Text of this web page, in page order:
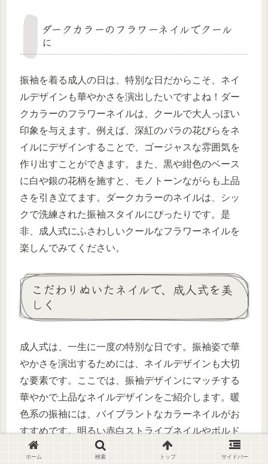
ダークカラーのフラワーネイルでクール
に
振袖を着る成人の日は、特別な日だからこそ、ネイ
ルデザインも華やかさを演出したいですよね！ダー
クカラーのフラワーネイルは、クールで大人っぽい
印象を与えます。例えば、深紅のバラの花びらをネ
イルにデザインすることで、ゴージャスな雰囲気を
作り出すことができます。また、黒や紺色のベース
に白や銀の花柄を施すと、モノトーンながらも上品
さを引き立てます。ダークカラーのネイルは、シッ
クで洗練された振袖スタイルにぴったりです。是
非、成人式にふさわしいクールなフラワーネイルを
楽しんでみてください。
こだわりぬいたネイルで、成人式を美
しく
成人式は、一生に一度の特別な日です。振袖姿で華
やかさを演出するためには、ネイルデザインも大切
な要素です。ここでは、振袖デザインにマッチする
華やかで上品なネイルデザインをご紹介します。暖
色系の振袖には、バイブラントなカラーネイルがお
すすめです。明るい赤白ストライプネイルやボルド
ーとゴールドの組み合わせ、可愛さと上品さを一度
ホーム 検索 トップ サイドバー